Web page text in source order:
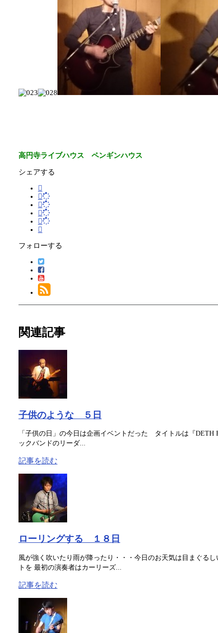
高円寺ライブハウス ペンギンハウス
シェアする
フォローする
関連記事
子供のような ５日
「子供の日」の今日は企画イベントだった タイトルは『DETH
ックバンドのリーダ...
記事を読む
ローリングする １８日
風が強く吹いたり雨が降ったり・・・今日のお天気は目まぐる
トを 最初の演奏者はカーリーズ...
記事を読む